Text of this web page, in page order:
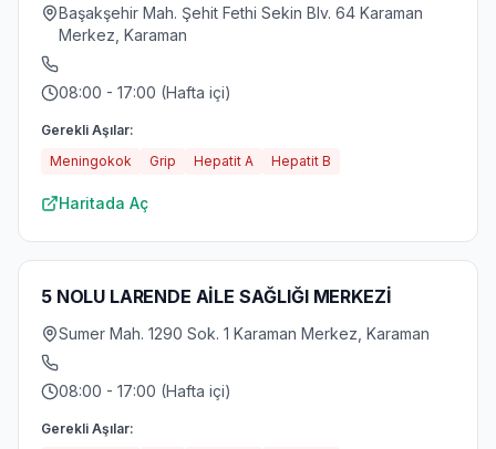
Başakşehir Mah. Şehit Fethi Sekin Blv. 64 Karaman
Merkez, Karaman
08:00 - 17:00 (Hafta içi)
Gerekli Aşılar:
Meningokok
Grip Hepatit A Hepatit B
Haritada Aç
5 NOLU LARENDE AİLE SAĞLIĞI MERKEZİ
Sumer Mah. 1290 Sok. 1 Karaman Merkez, Karaman
08:00 - 17:00 (Hafta içi)
Gerekli Aşılar: